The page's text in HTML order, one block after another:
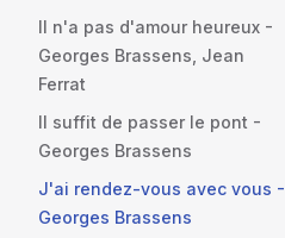
Il n'a pas d'amour heureux -
Georges Brassens, Jean
Ferrat
Il suffit de passer le pont -
Georges Brassens
J'ai rendez-vous avec vous -
Georges Brassens